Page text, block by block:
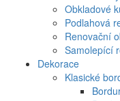
Obkladové
Podlahová
Renovační
Samolepící
Dekorace
Klasické